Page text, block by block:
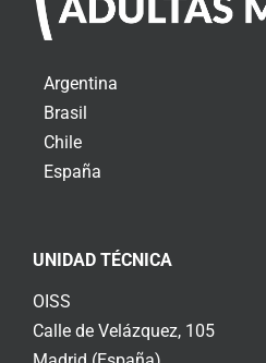
Argentina
Brasil
Chile
España
UNIDAD TÉCNICA
OISS
Calle de Velázquez, 105